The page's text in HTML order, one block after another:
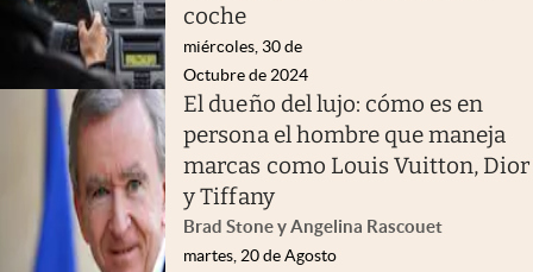
coche
miércoles, 30 de
Octubre de 2024
El dueño del lujo: cómo es en
persona el hombre que maneja
marcas como Louis Vuitton, Dior
y Tiffany
Brad Stone y Angelina Rascouet
martes, 20 de Agosto